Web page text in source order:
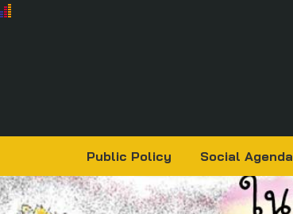
Public Policy Social Agenda